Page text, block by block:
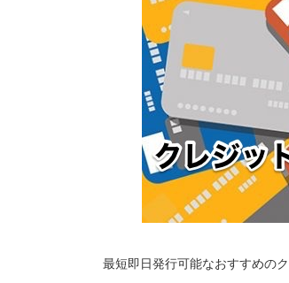
最短即日発行可能なおすすめの